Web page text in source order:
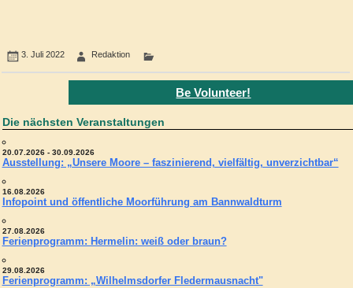
3. Juli 2022 Redaktion
Be Volunteer!
Die nächsten Veranstaltungen
20.07.2026 - 30.09.2026
Ausstellung: „Unsere Moore – faszinierend, vielfältig, unverzichtbar“
16.08.2026
Infopoint und öffentliche Moorführung am Bannwaldturm
27.08.2026
Ferienprogramm: Hermelin: weiß oder braun?
29.08.2026
Ferienprogramm: „Wilhelmsdorfer Fledermausnacht"